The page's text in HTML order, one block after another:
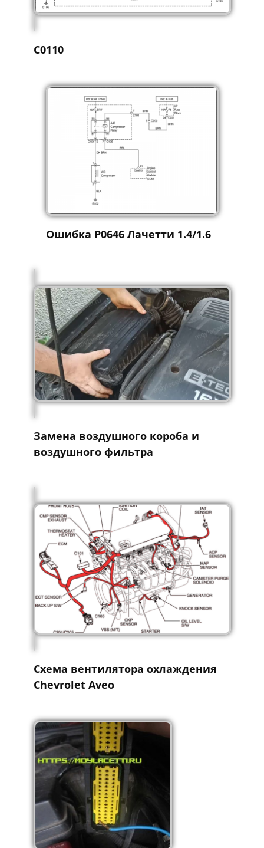
C0110
Ошибка P0646 Лачетти 1.4/1.6
Замена воздушного короба и
воздушного фильтра
Схема вентилятора охлаждения
Chevrolet Aveo